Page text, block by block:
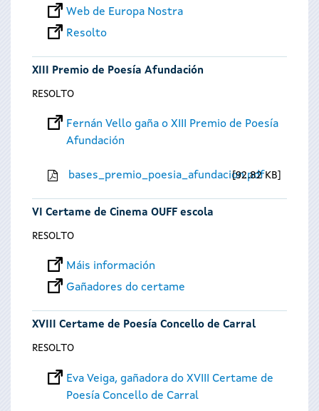
Web de Europa Nostra
Resolto
XIII Premio de Poesía Afundación
RESOLTO
Fernán Vello gaña o XIII Premio de Poesía
Afundación
bases_premio_poesia_afundacion.pdf
92.82 KB
VI Certame de Cinema OUFF escola
RESOLTO
Máis información
Gañadores do certame
XVIII Certame de Poesía Concello de Carral
RESOLTO
Eva Veiga, gañadora do XVIII Certame de
Poesía Concello de Carral